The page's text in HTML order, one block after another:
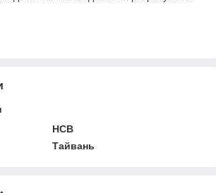
HCB
Тайвань